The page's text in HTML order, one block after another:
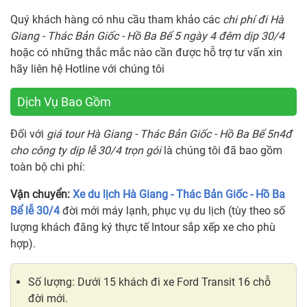
Quý khách hàng có nhu cầu tham khảo các chi phí đi Hà
Giang - Thác Bản Giốc - Hồ Ba Bể 5 ngày 4 đêm dịp 30/4
hoặc có những thắc mắc nào cần được hỗ trợ tư vấn xin
hãy liên hệ Hotline với chúng tôi
Dịch Vụ Bao Gồm
Đối với giá tour Hà Giang - Thác Bản Giốc - Hồ Ba Bể 5n4đ
cho công ty dịp lễ 30/4 trọn góilà chúng tôi đã bao gồm
toàn bộ chi phí:
Vận chuyển: Xe du lịch Hà Giang - Thác Bản Giốc - Hồ Ba
Bể lễ 30/4đời mới máy lạnh, phục vụ du lịch (tùy theo số
lượng khách đăng ký thực tế Intour sắp xếp xe cho phù
hợp).
Số lượng: Dưới 15 khách đi xe Ford Transit 16 chỗ
đời mới.